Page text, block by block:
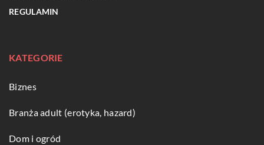
REGULAMIN
KATEGORIE
Biznes
Branża adult (erotyka, hazard)
Dom i ogród